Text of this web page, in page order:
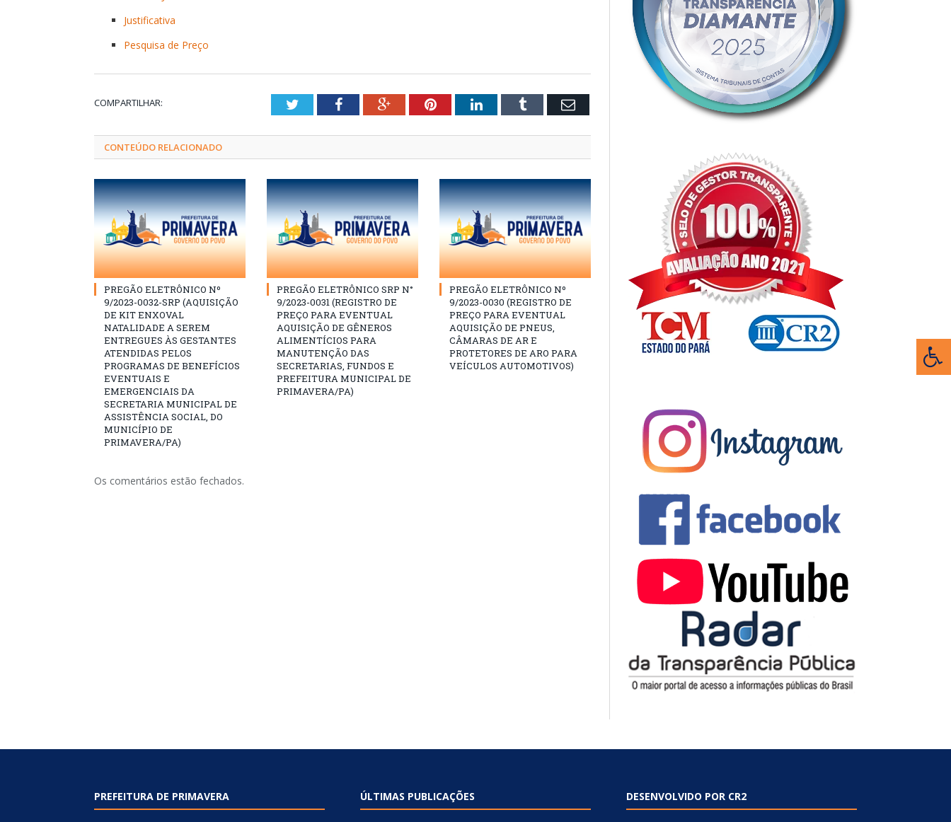
Justificativa
Pesquisa de Preço
COMPARTILHAR: TwitterFacebookGoogle+PinterestLinkedInTumblr Email
CONTEÚDO RELACIONADO
PREGÃO ELETRÔNICO Nº
9/2023-0032-SRP (AQUISIÇÃO
DE KIT ENXOVAL
NATALIDADE A SEREM
ENTREGUES ÀS GESTANTES
ATENDIDAS PELOS
PROGRAMAS DE BENEFÍCIOS
EVENTUAIS E
EMERGENCIAIS DA
SECRETARIA MUNICIPAL DE
ASSISTÊNCIA SOCIAL, DO
MUNICÍPIO DE
PRIMAVERA/PA)
PREGÃO ELETRÔNICO SRP N°
9/2023-0031 (REGISTRO DE
PREÇO PARA EVENTUAL
AQUISIÇÃO DE GÊNEROS
ALIMENTÍCIOS PARA
MANUTENÇÃO DAS
SECRETARIAS, FUNDOS E
PREFEITURA MUNICIPAL DE
PRIMAVERA/PA)
PREGÃO ELETRÔNICO Nº
9/2023-0030 (REGISTRO DE
PREÇO PARA EVENTUAL
AQUISIÇÃO DE PNEUS,
CÂMARAS DE AR E
PROTETORES DE ARO PARA
VEÍCULOS AUTOMOTIVOS)
Os comentários estão fechados.
PREFEITURA DE PRIMAVERA ÚLTIMAS PUBLICAÇÕES DESENVOLVIDO POR CR2